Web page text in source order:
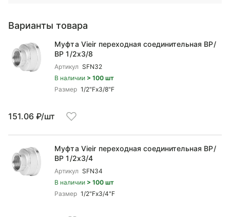
Варианты товара
Муфта Vieir переходная соединительная ВР/
ВР 1/2x3/8
Артикул SFN32
В наличии > 100 шт
Размер 1/2"Fx3/8"F
151.06 ₽/шт
Муфта Vieir переходная соединительная ВР/
ВР 1/2x3/4
Артикул SFN34
В наличии > 100 шт
Размер 1/2"Fx3/4"F